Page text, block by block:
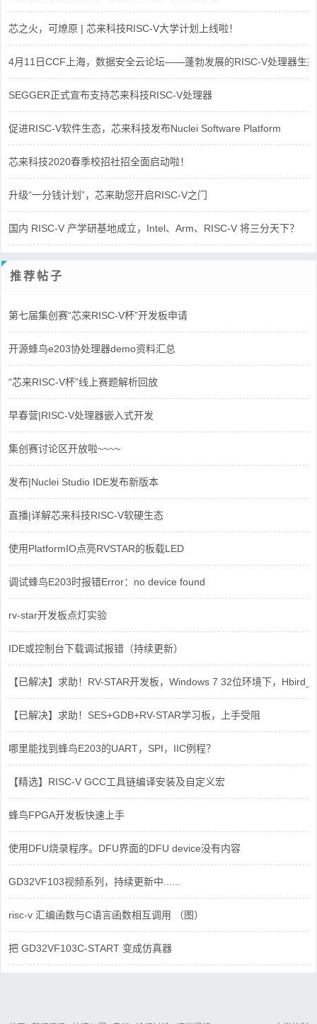
芯之火，可燎原 | 芯来科技RISC-V大学计划上线啦！
4月11日CCF上海，数据安全云论坛——蓬勃发展的RISC-V处理器生态
SEGGER正式宣布支持芯来科技RISC-V处理器
促进RISC-V软件生态，芯来科技发布Nuclei Software Platform
芯来科技2020春季校招社招全面启动啦！
升级“一分钱计划”，芯来助您开启RISC-V之门
国内 RISC-V 产学研基地成立，Intel、Arm、RISC-V 将三分天下？
推荐帖子
第七届集创赛“芯来RISC-V杯”开发板申请
开源蜂鸟e203协处理器demo资料汇总
“芯来RISC-V杯”线上赛题解析回放
早春营|RISC-V处理器嵌入式开发
集创赛讨论区开放啦~~~~
发布|Nuclei Studio IDE发布新版本
直播|详解芯来科技RISC-V软硬生态
使用PlatformIO点亮RVSTAR的板载LED
调试蜂鸟E203时报错Error：no device found
rv-star开发板点灯实验
IDE或控制台下载调试报错（持续更新）
【已解决】求助！RV-STAR开发板，Windows 7 32位环境下，
【已解决】求助！SES+GDB+RV-STAR学习板，上手受阻
哪里能找到蜂鸟E203的UART，SPI，IIC例程？
【精选】RISC-V GCC工具链编译安装及自定义宏
蜂鸟FPGA开发板快速上手
使用DFU烧录程序。DFU界面的DFU device没有内容
GD32VF103视频系列，持续更新中......
risc-v 汇编函数与C语言函数相互调用 （图）
把 GD32VF103C-START 变成仿真器